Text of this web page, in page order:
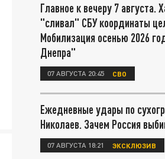
Главное к вечеру 7 августа.
"сливал" СБУ координаты
Мобилизация осенью 2026
Днепра"
07 АВГУСТА 20:45 СВО
Ежедневные удары по
Николаев. Зачем Россия
07 АВГУСТА 18:21 ЭКСКЛЮЗИВ